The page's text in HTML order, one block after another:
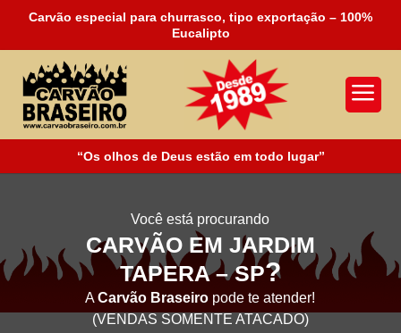
Carvão especial para churrasco, tipo exportação – 100%
Eucalipto
a
“Os olhos de Deus estão em todo lugar”
Você está procurando
CARVÃO EM JARDIM
TAPERA – SP?
ACarvão Braseiro pode te atender!
(VENDAS SOMENTE ATACADO)